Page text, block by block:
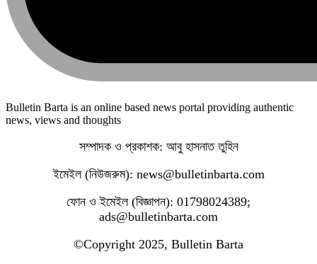
Bulletin Barta is an online based news portal providing authentic
news, views and thoughts
সম্পাদক ও প্রকাশক: আবু হাসনাত তুহিন
ইমেইল (নিউজরুম): news@bulletinbarta.com
ফোন ও ইমেইল (বিজ্ঞাপন): 01798024389;
ads@bulletinbarta.com
©️Copyright 2025, Bulletin Barta